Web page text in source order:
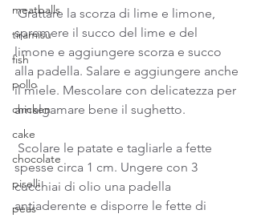
meatballs
tiramisu
fish
pollo
chicken
cake
chocolate
piselli
peas
Grattare la scorza di lime e limone,
spremere il succo del lime e del
limone e aggiungere scorza e succo
alla padella. Salare e aggiungere anche
il miele. Mescolare con delicatezza per
amalgamare bene il sughetto.
spesse circa 1 cm. Ungere con 3
cucchiai di olio una padella
antiaderente e disporre le fette di